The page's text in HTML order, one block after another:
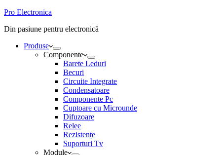
Pro Electronica
Din pasiune pentru electronică
Produse
Componente
Barete Leduri
Becuri
Circuite Integrate
Condensatoare
Componente Pc
Cuptoare cu Microunde
Difuzoare
Relee
Rezistențe
Suporturi Tv
Module